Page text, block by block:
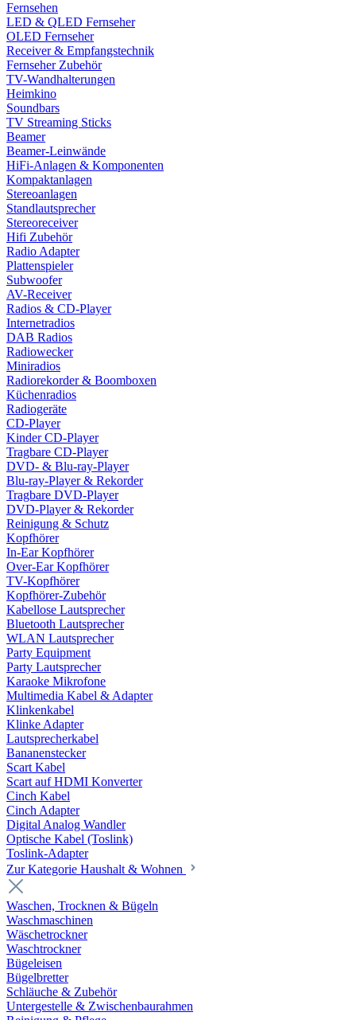
Fernsehen
LED & QLED Fernseher
OLED Fernseher
Receiver & Empfangstechnik
Fernseher Zubehör
TV-Wandhalterungen
Heimkino
Soundbars
TV Streaming Sticks
Beamer
Beamer-Leinwände
HiFi-Anlagen & Komponenten
Kompaktanlagen
Stereoanlagen
Standlautsprecher
Stereoreceiver
Hifi Zubehör
Radio Adapter
Plattenspieler
Subwoofer
AV-Receiver
Radios & CD-Player
Internetradios
DAB Radios
Radiowecker
Miniradios
Radiorekorder & Boomboxen
Küchenradios
Radiogeräte
CD-Player
Kinder CD-Player
Tragbare CD-Player
DVD- & Blu-ray-Player
Blu-ray-Player & Rekorder
Tragbare DVD-Player
DVD-Player & Rekorder
Reinigung & Schutz
Kopfhörer
In-Ear Kopfhörer
Over-Ear Kopfhörer
TV-Kopfhörer
Kopfhörer-Zubehör
Kabellose Lautsprecher
Bluetooth Lautsprecher
WLAN Lautsprecher
Party Equipment
Party Lautsprecher
Karaoke Mikrofone
Multimedia Kabel & Adapter
Klinkenkabel
Klinke Adapter
Lautsprecherkabel
Bananenstecker
Scart Kabel
Scart auf HDMI Konverter
Cinch Kabel
Cinch Adapter
Digital Analog Wandler
Optische Kabel (Toslink)
Toslink-Adapter
Zur Kategorie Haushalt & Wohnen
Waschen, Trocknen & Bügeln
Waschmaschinen
Wäschetrockner
Waschtrockner
Bügeleisen
Bügelbretter
Schläuche & Zubehör
Untergestelle & Zwischenbaurahmen